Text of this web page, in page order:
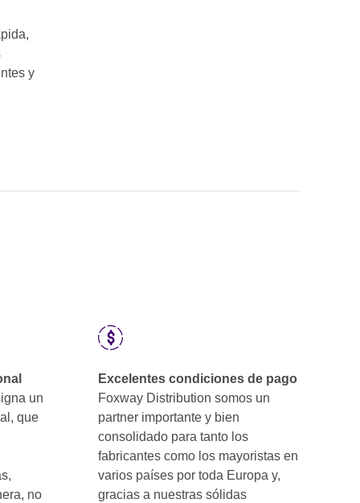
y
un
que
no
Excelentes condiciones de pago
Foxway Distribution somos un
partner importante y bien
consolidado para tanto los
fabricantes como los mayoristas en
varios países por toda Europa y,
gracias a nuestras sólidas